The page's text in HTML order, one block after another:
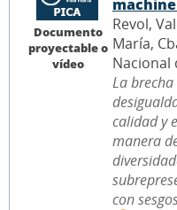
Documento
proyectable o
vídeo
Revol,
María,
Nacional
La
calidad y
manera
con